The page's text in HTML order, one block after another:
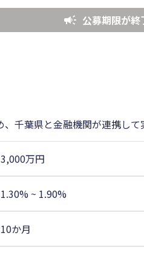
公募期限が終
千葉県と金融機関が連携して
3,000万円
1.30% ~ 1.90%
10か月